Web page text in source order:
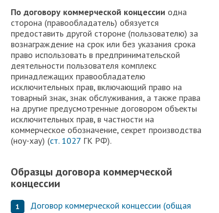
По договору коммерческой концессии одна
сторона (правообладатель) обязуется
предоставить другой стороне (пользователю) за
вознаграждение на срок или без указания срока
право использовать в предпринимательской
деятельности пользователя комплекс
принадлежащих правообладателю
исключительных прав, включающий право на
товарный знак, знак обслуживания, а также права
на другие предусмотренные договором объекты
исключительных прав, в частности на
коммерческое обозначение, секрет производства
(ноу-хау) (ст. 1027 ГК РФ).
Образцы договора коммерческой
концессии
Договор коммерческой концессии (общая